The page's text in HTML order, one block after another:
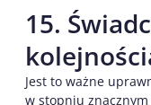
15.
Jest to ważne
w stopniu